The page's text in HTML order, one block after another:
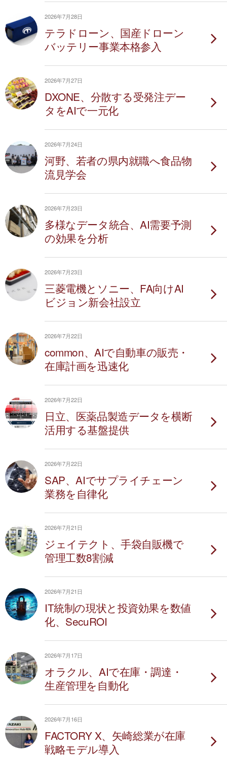
2026年7月28日
テラドローン、国産ドローン
バッテリー事業本格参入
2026年7月27日
DXONE、分散する受発注デー
タをAIで一元化
2026年7月24日
河野、若者の県内就職へ食品物
流見学会
2026年7月23日
多様なデータ統合、AI需要予測
の効果を分析
2026年7月23日
三菱電機とソニー、FA向けAI
ビジョン新会社設立
2026年7月22日
common、AIで自動車の販売・
在庫計画を迅速化
2026年7月22日
日立、医薬品製造データを横断
活用する基盤提供
2026年7月22日
SAP、AIでサプライチェーン
業務を自律化
2026年7月21日
ジェイテクト、手袋自販機で
管理工数8割減
2026年7月21日
IT統制の現状と投資効果を数値
化、SecuROI
2026年7月17日
オラクル、AIで在庫・調達・
生産管理を自動化
2026年7月16日
FACTORY X、矢崎総業が在庫
戦略モデル導入